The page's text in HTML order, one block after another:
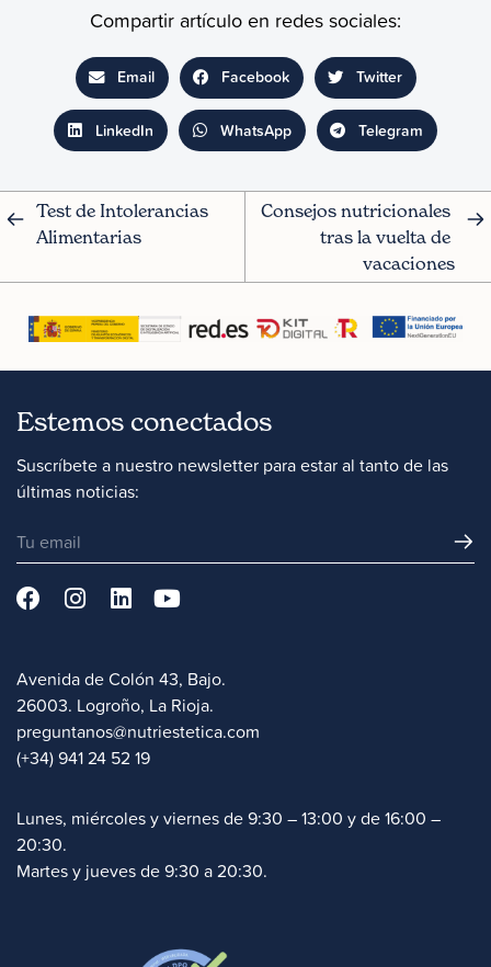
Compartir artículo en redes sociales:
Email Facebook Twitter
LinkedIn WhatsApp Telegram
Test de Intolerancias
Alimentarias
Consejos nutricionales
tras la vuelta de
vacaciones
Estemos conectados
Suscríbete a nuestro newsletter para estar al tanto de las
últimas noticias:
Avenida de Colón 43, Bajo.
26003. Logroño, La Rioja.
preguntanos@nutriestetica.com
(+34) 941 24 52 19
Lunes, miércoles y viernes de 9:30 – 13:00 y de 16:00 –
20:30.
Martes y jueves de 9:30 a 20:30.